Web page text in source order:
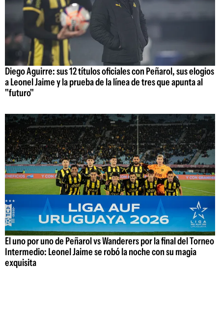
Diego Aguirre: sus 12 títulos oficiales con Peñarol, sus elogios
a Leonel Jaime y la prueba de la línea de tres que apunta al
"futuro"
El uno por uno de Peñarol vs Wanderers por la final del Torneo
Intermedio: Leonel Jaime se robó la noche con su magia
exquisita